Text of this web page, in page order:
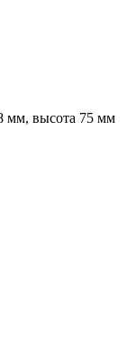
мм, высота 75 мм